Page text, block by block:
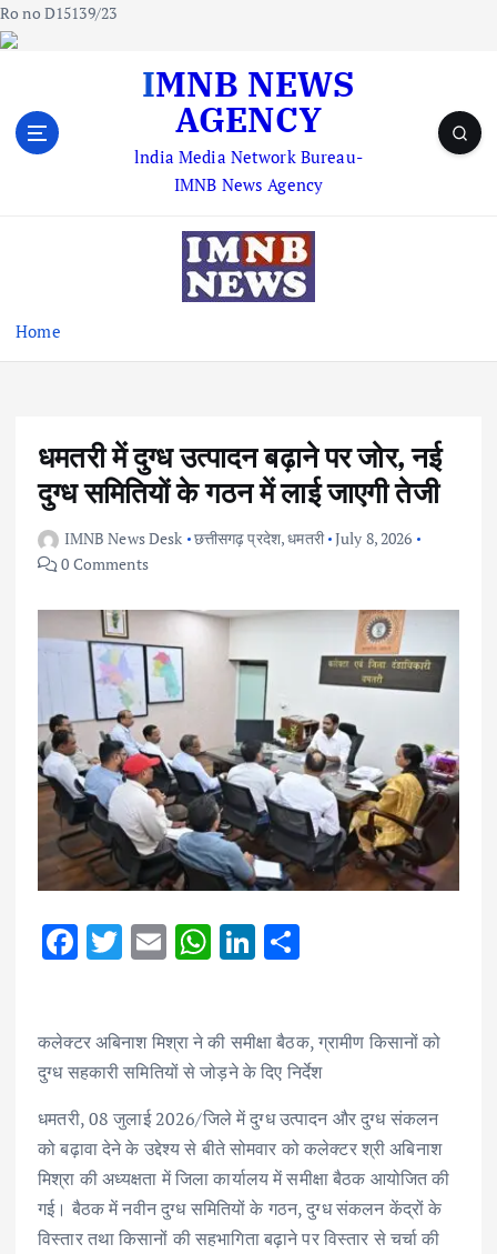
Ro no D15139/23
IMNB NEWS
AGENCY
lndia Media Network Bureau-
IMNB News Agency
Home
धमतरी में दुग्ध उत्पादन बढ़ाने पर जोर, नई
दुग्ध समितियों के गठन में लाई जाएगी तेजी
IMNB News Desk छत्तीसगढ़ प्रदेश,धमतरी July 8, 2026
0 Comments
F
b
o
o
k
T
te
r
E
l
W
s
A
p
p
Li
e
dI
n
e
कलेक्टर अबिनाश मिश्रा ने की समीक्षा बैठक, ग्रामीण किसानों को
दुग्ध सहकारी समितियों से जोड़ने के दिए निर्देश
धमतरी, 08 जुलाई 2026/जिले में दुग्ध उत्पादन और दुग्ध संकलन
को बढ़ावा देने के उद्देश्य से बीते सोमवार को कलेक्टर श्री अबिनाश
मिश्रा की अध्यक्षता में जिला कार्यालय में समीक्षा बैठक आयोजित की
गई। बैठक में नवीन दुग्ध समितियों के गठन, दुग्ध संकलन केंद्रों के
विस्तार तथा किसानों की सहभागिता बढ़ाने पर विस्तार से चर्चा की